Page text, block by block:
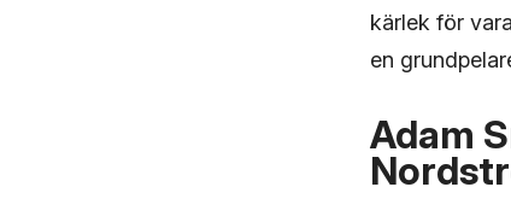
kärlek för
en
Adam